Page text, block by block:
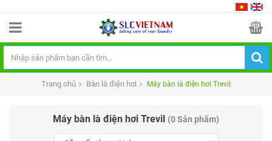
0
Trang chủ Bàn là điện hơi Máy bàn là điện hơi Trevil
Máy bàn là điện hơi Trevil (0 Sản phẩm)